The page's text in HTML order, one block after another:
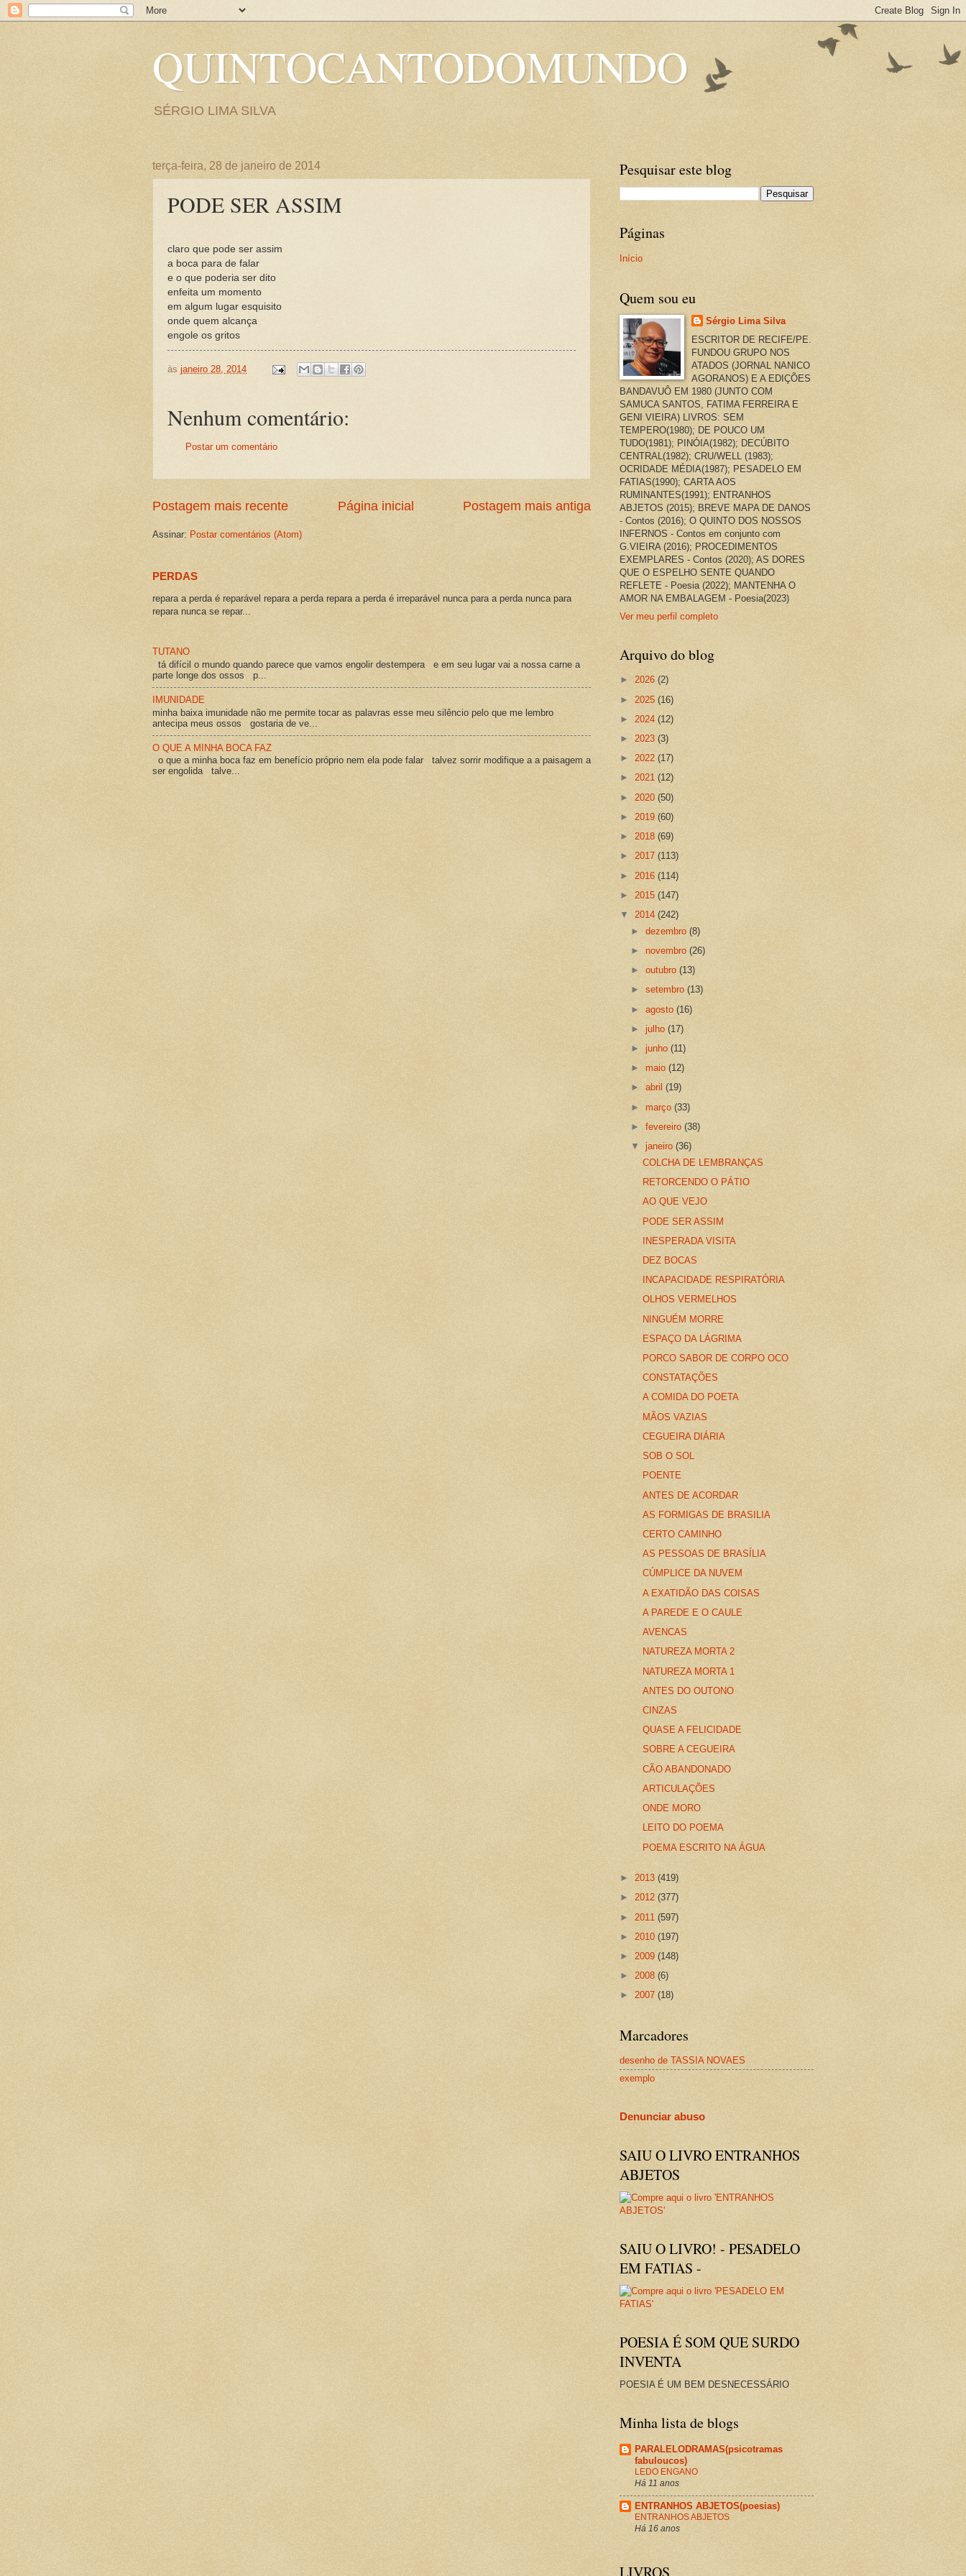
QUINTOCANTODOMUNDO
SÉRGIO LIMA SILVA
terça-feira, 28 de janeiro de 2014
PODE SER ASSIM
claro que pode ser assim
a boca para de falar
e o que poderia ser dito
enfeita um momento
em algum lugar esquisito
onde quem alcança
engole os gritos
às janeiro 28, 2014
Nenhum comentário:
Postar um comentário
Postagem mais recente Postagem mais antiga
Página inicial
Assinar: Postar comentários (Atom)
PERDAS
repara a perda é reparável repara a perda repara a perda é irreparável nunca para a perda nunca para
repara nunca se repar...
TUTANO
tá difícil o mundo quando parece que vamos engolir destempera e em seu lugar vai a nossa carne a
parte longe dos ossos p...
IMUNIDADE
minha baixa imunidade não me permite tocar as palavras esse meu silêncio pelo que me lembro
antecipa meus ossos gostaria de ve...
O QUE A MINHA BOCA FAZ
o que a minha boca faz em benefício próprio nem ela pode falar talvez sorrir modifique a a paisagem a
ser engolida talve...
Pesquisar este blog
Páginas
Início
Quem sou eu
Sérgio Lima Silva
ESCRITOR DE RECIFE/PE.
FUNDOU GRUPO NOS
ATADOS (JORNAL NANICO
AGORANOS) E A EDIÇÕES
BANDAVUÔ EM 1980 (JUNTO COM
SAMUCA SANTOS, FATIMA FERREIRA E
GENI VIEIRA) LIVROS: SEM
TEMPERO(1980); DE POUCO UM
TUDO(1981); PINÓIA(1982); DECÚBITO
CENTRAL(1982); CRU/WELL (1983);
OCRIDADE MÉDIA(1987); PESADELO EM
FATIAS(1990); CARTA AOS
RUMINANTES(1991); ENTRANHOS
ABJETOS (2015); BREVE MAPA DE DANOS
- Contos (2016); O QUINTO DOS NOSSOS
INFERNOS - Contos em conjunto com
G.VIEIRA (2016); PROCEDIMENTOS
EXEMPLARES - Contos (2020); AS DORES
QUE O ESPELHO SENTE QUANDO
REFLETE - Poesia (2022); MANTENHA O
AMOR NA EMBALAGEM - Poesia(2023)
Ver meu perfil completo
Arquivo do blog
► 2026 (2)
► 2025 (16)
► 2024 (12)
► 2023 (3)
► 2022 (17)
► 2021 (12)
► 2020 (50)
► 2019 (60)
► 2018 (69)
► 2017 (113)
► 2016 (114)
► 2015 (147)
▼ 2014 (242)
►dezembro(8)
► novembro(26)
►outubro(13)
►setembro(13)
►agosto(16)
►julho(17)
►junho(11)
►maio(12)
►abril(19)
►março(33)
►fevereiro(38)
▼janeiro(36)
COLCHA DE LEMBRANÇAS
RETORCENDO O PÁTIO
AO QUE VEJO
PODE SER ASSIM
INESPERADA VISITA
DEZ BOCAS
INCAPACIDADE RESPIRATÓRIA
OLHOS VERMELHOS
NINGUÉM MORRE
ESPAÇO DA LÁGRIMA
PORCO SABOR DE CORPO OCO
CONSTATAÇÕES
A COMIDA DO POETA
MÃOS VAZIAS
CEGUEIRA DIÁRIA
SOB O SOL
POENTE
ANTES DE ACORDAR
AS FORMIGAS DE BRASILIA
CERTO CAMINHO
AS PESSOAS DE BRASÍLIA
CÚMPLICE DA NUVEM
A EXATIDÃO DAS COISAS
A PAREDE E O CAULE
AVENCAS
NATUREZA MORTA 2
NATUREZA MORTA 1
ANTES DO OUTONO
CINZAS
QUASE A FELICIDADE
SOBRE A CEGUEIRA
CÃO ABANDONADO
ARTICULAÇÕES
ONDE MORO
LEITO DO POEMA
POEMA ESCRITO NA ÁGUA
► 2013 (419)
► 2012 (377)
► 2011 (597)
► 2010 (197)
► 2009 (148)
► 2008 (6)
► 2007 (18)
Marcadores
desenho de TASSIA NOVAES
exemplo
Denunciar abuso
SAIU O LIVRO ENTRANHOS
ABJETOS
SAIU O LIVRO! - PESADELO
EM FATIAS -
POESIA É SOM QUE SURDO
INVENTA
POESIA É UM BEM DESNECESSÁRIO
Minha lista de blogs
PARALELODRAMAS(psicotramas
fabuloucos)
LEDO ENGANO
Há 11 anos
ENTRANHOS ABJETOS(poesias)
ENTRANHOS ABJETOS
Há 16 anos
LIVROS